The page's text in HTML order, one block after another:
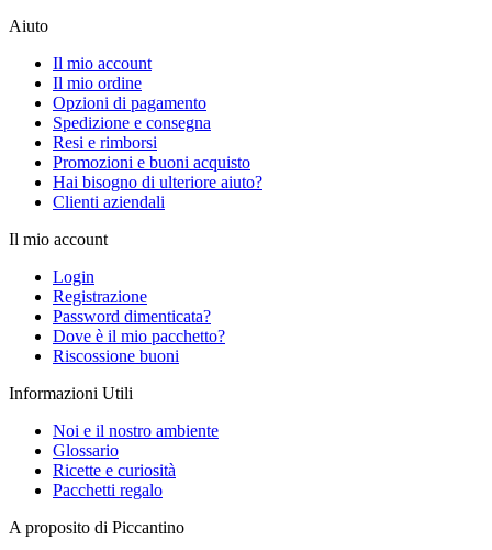
Aiuto
Il mio account
Il mio ordine
Opzioni di pagamento
Spedizione e consegna
Resi e rimborsi
Promozioni e buoni acquisto
Hai bisogno di ulteriore aiuto?
Clienti aziendali
Il mio account
Login
Registrazione
Password dimenticata?
Dove è il mio pacchetto?
Riscossione buoni
Informazioni Utili
Noi e il nostro ambiente
Glossario
Ricette e curiosità
Pacchetti regalo
A proposito di Piccantino